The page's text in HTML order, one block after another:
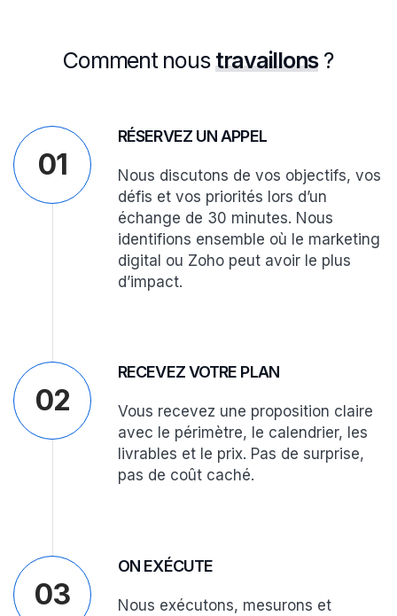
Comment noustravaillons?
01
RÉSERVEZ UN APPEL
Nous discutons de vos objectifs, vos
défis et vos priorités lors d’un
échange de 30 minutes. Nous
identifions ensemble où le marketing
digital ou Zoho peut avoir le plus
d’impact.
02
RECEVEZ VOTRE PLAN
Vous recevez une proposition claire
avec le périmètre, le calendrier, les
livrables et le prix. Pas de surprise,
pas de coût caché.
03
ON EXÉCUTE
Nous exécutons, mesurons et